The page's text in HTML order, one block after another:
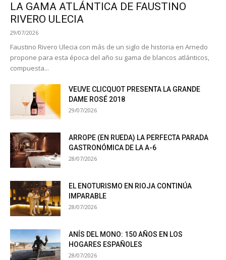
LA GAMA ATLÁNTICA DE FAUSTINO
RIVERO ULECIA
29/07/2026
Faustino Rivero Ulecia con más de un siglo de historia en Arnedo
propone para esta época del año su gama de blancos atlánticos,
compuesta...
VEUVE CLICQUOT PRESENTA LA GRANDE
DAME ROSÉ 2018
29/07/2026
ARROPE (EN RUEDA) LA PERFECTA PARADA
GASTRONÓMICA DE LA A-6
28/07/2026
EL ENOTURISMO EN RIOJA CONTINÚA
IMPARABLE
28/07/2026
ANÍS DEL MONO: 150 AÑOS EN LOS
HOGARES ESPAÑOLES
28/07/2026